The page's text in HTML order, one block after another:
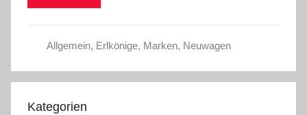
Allgemein, Erlkönige, Marken, Neuwagen
Kategorien